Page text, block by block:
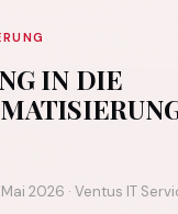
IN DIE
2026 · Ventus IT